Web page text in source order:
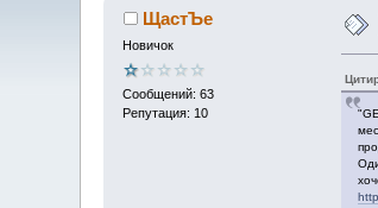
ЩастЪе
Новичок
Сообщений: 63
Репутация: 10